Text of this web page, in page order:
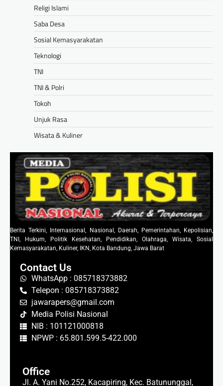
Religi Islami
Saba Desa
Sosial Kemasyarakatan
Teknologi
TNI
TNI & Polri
Tokoh
Unjuk Rasa
Wisata & Kuliner
Berita Terkini, Internasional, Nasional, Daerah, Pemerintahan, Kepolisian,
TNI, Hukum, Politik Kesehatan, Pendidikan, Olahraga, Wisata, Sosial
Kemasyarakatan, Kuliner, IKN, Kota Bandung, Jawa Barat
Contact Us
WhatsApp : 085718373882
Telepon : 085718373882
jawarapers@gmail.com
Media Polisi Nasional
NIB : 101121000818
NPWP : 65.801.599.5-422.000
Office
Jl. A. Yani No.252, Kacapiring, Kec. Batununggal,